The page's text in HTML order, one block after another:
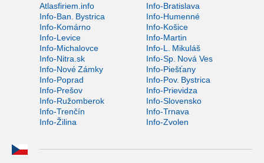
Atlasfiriem.info
Info-Bratislava
Info-Ban. Bystrica
Info-Humenné
Info-Komárno
Info-Košice
Info-Levice
Info-Martin
Info-Michalovce
Info-L. Mikuláš
Info-Nitra.sk
Info-Sp. Nová Ves
Info-Nové Zámky
Info-Piešťany
Info-Poprad
Info-Pov. Bystrica
Info-Prešov
Info-Prievidza
Info-Ružomberok
Info-Slovensko
Info-Trenčín
Info-Trnava
Info-Žilina
Info-Zvolen